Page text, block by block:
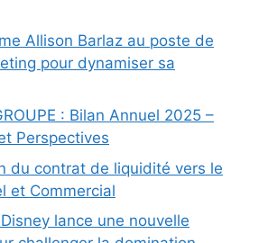
Allison Barlaz au poste de
pour dynamiser sa
: Bilan Annuel 2025 –
Perspectives
du contrat de liquidité vers le
et Commercial
lance une nouvelle